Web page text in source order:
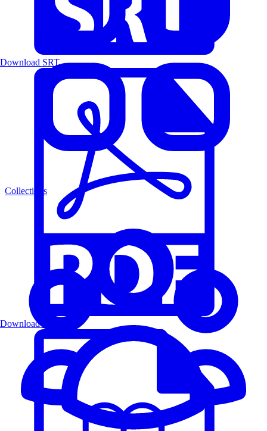
Collections
Download SRT
Download PDF